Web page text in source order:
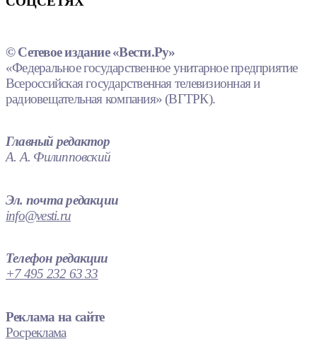
© Сетевое издание «Вести.Ру»
«Федеральное государственное унитарное предприятие
Всероссийская государственная телевизионная и
радиовещательная компания» (ВГТРК).
Главный редактор
А. А. Филипповский
Эл. почта редакции
info@vesti.ru
Телефон редакции
+7 495 232 63 33
Реклама на сайте
Росреклама